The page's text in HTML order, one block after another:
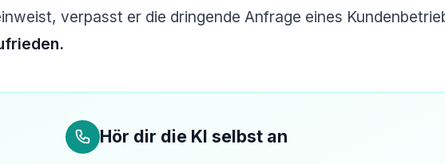
verpasst er die dringende Anfrage eines
Hör dir die KI selbst an